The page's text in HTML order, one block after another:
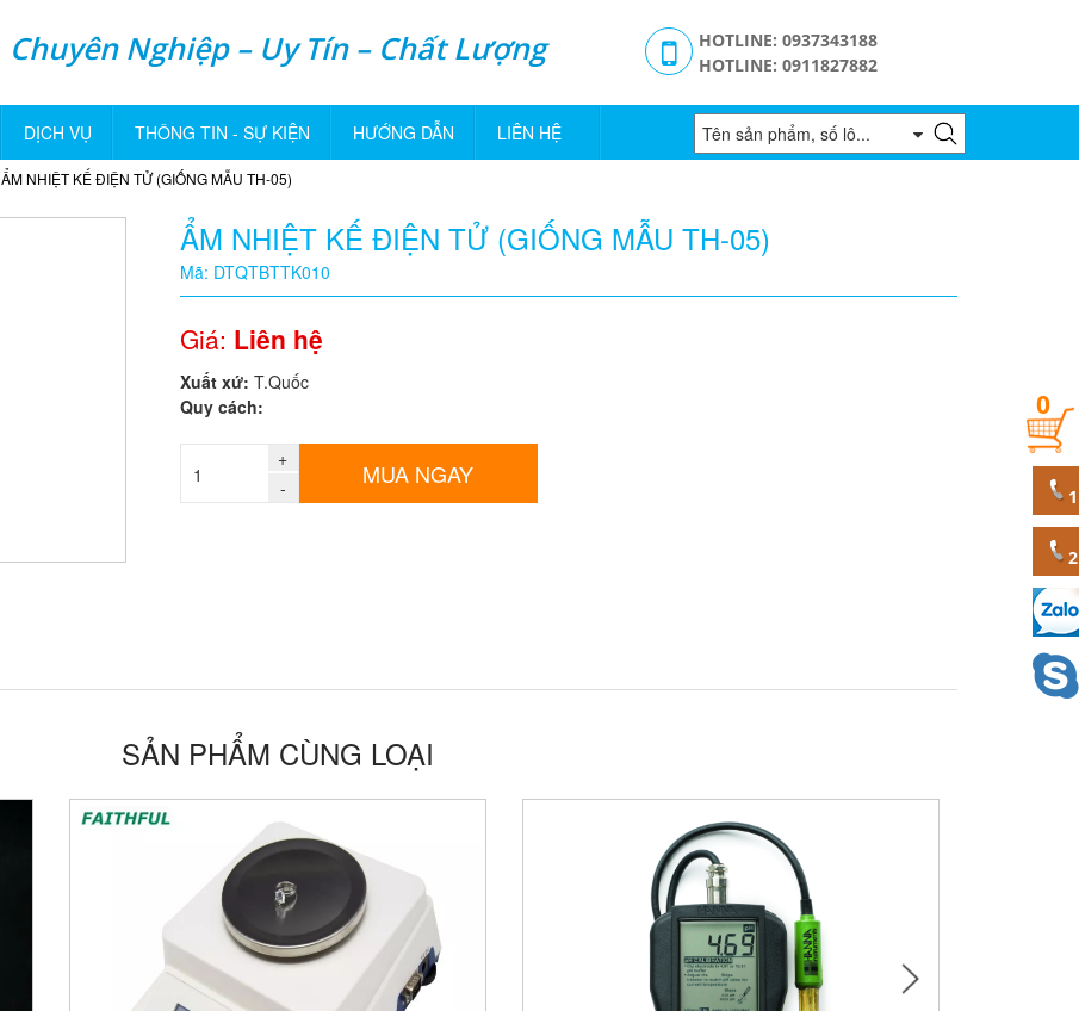
Chuyên Nghiệp – Uy Tín – Chất Lượng
HOTLINE: 0937343188
HOTLINE: 0911827882
DỊCH VỤ THÔNG TIN - SỰ KIỆN HƯỚNG DẪN LIÊN HỆ
0
ẨM NHIỆT KẾ ĐIỆN TỬ (GIỐNG MẪU TH-05)
ẨM NHIỆT KẾ ĐIỆN TỬ (GIỐNG MẪU TH-05)
Mã: DTQTBTTK010
Giá: Liên hệ
Xuất xứ: T.Quốc
Quy cách:
+
-
MUA NGAY
SẢN PHẨM CÙNG LOẠI